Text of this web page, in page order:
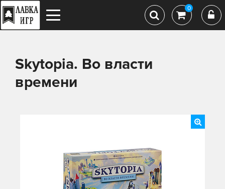
0
Skytopia. Во власти
времени